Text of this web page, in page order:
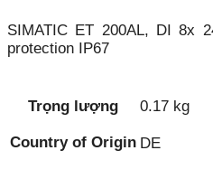
SIMATIC ET 200AL, DI 8x
protection IP67
Trọng lượng 0.17 kg
Country of Origin DE